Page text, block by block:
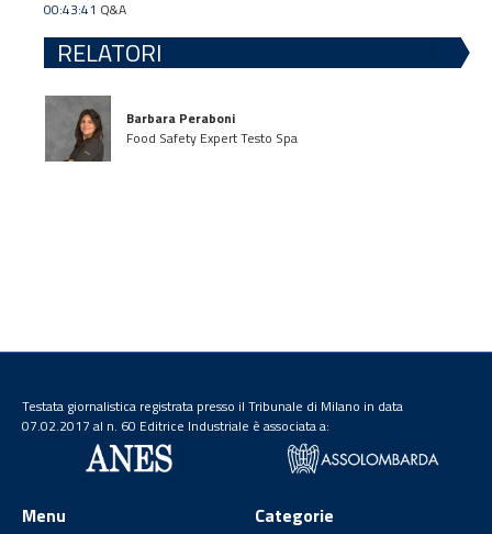
00:43:41 Q&A
RELATORI
Barbara Peraboni
Food Safety Expert Testo Spa
Testata giornalistica registrata presso il Tribunale di Milano in data
07.02.2017 al n. 60 Editrice Industriale è associata a:
Menu Categorie